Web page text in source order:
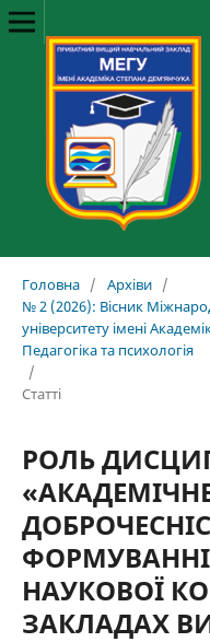
Головна / Архіви /
№ 2 (2026): Вісник
університету імені
Педагогіка та психологія
/
Статті
РОЛЬ
НАУКОВОЇ
ЗАКЛАДАХ